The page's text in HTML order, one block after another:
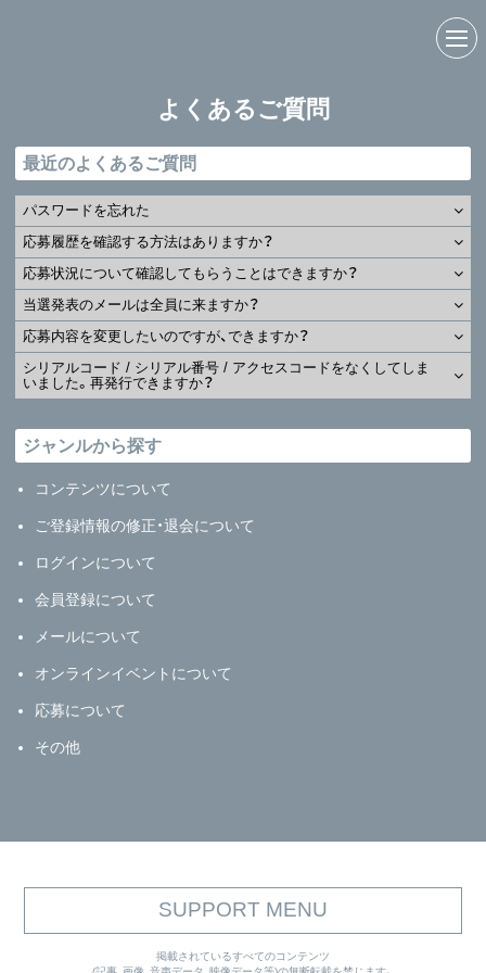
よくあるご質問
最近のよくあるご質問
パスワードを忘れた
応募履歴を確認する方法はありますか？
応募状況について確認してもらうことはできますか？
当選発表のメールは全員に来ますか？
応募内容を変更したいのですが、できますか？
シリアルコード / シリアル番号 / アクセスコードをなくしてしま
いました。再発行できますか？
ジャンルから探す
コンテンツについて
ご登録情報の修正・退会について
ログインについて
会員登録について
メールについて
オンラインイベントについて
応募について
その他
SUPPORT MENU
掲載されているすべてのコンテンツ